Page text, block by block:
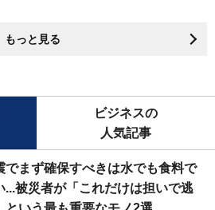
もっと見る
ビジネスの
人気記事
でまず確保すべきは水でも食料で
...被災者が「これだけは担いで逃